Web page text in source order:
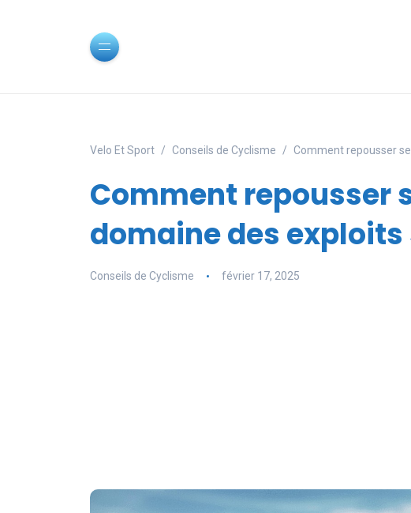
Velo Et Sport Conseils de Cyclisme Comment repousser
Comment repousser
domaine des
Conseils de Cyclisme février 17, 2025